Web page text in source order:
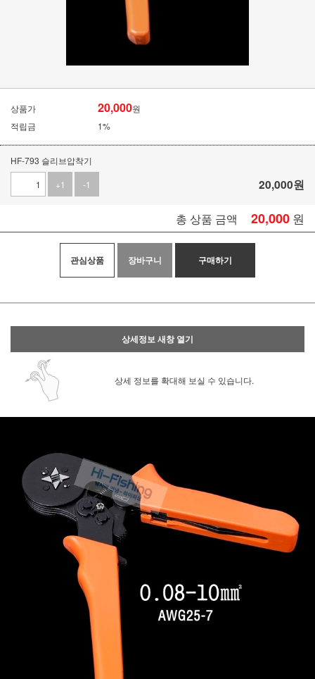
상품가 20,000원
적립금
1%
HF-793 슬리브압착기
+1
-1 20,000원
총 상품 금액 20,000 원
관심상품 장바구니 구매하기
상세정보 새창 열기
상세 정보를 확대해 보실 수 있습니다.